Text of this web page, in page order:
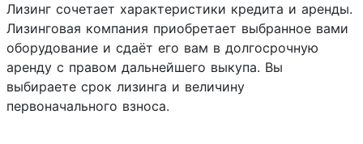
Лизинг сочетает характеристики кредита и аренды.
Лизинговая компания приобретает выбранное вами
оборудование и сдаёт его вам в долгосрочную
аренду с правом дальнейшего выкупа. Вы
выбираете срок лизинга и величину
первоначального взноса.